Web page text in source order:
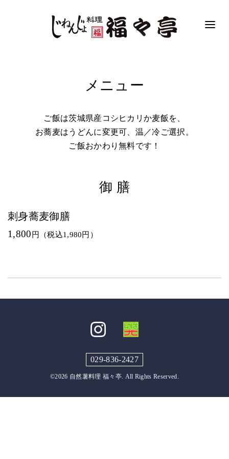
メニュー
ご飯は茨城県産コシヒカリか麦飯を、
お蕎麦はうどんに変更可、温／冷ご選択。
ご飯おかわり無料です！
御 膳
刺身蕎麦御膳
1,800円（税込1,980円）
029-836-2427
©2026 自然薯料理 福々亭. All Rights Reserved.